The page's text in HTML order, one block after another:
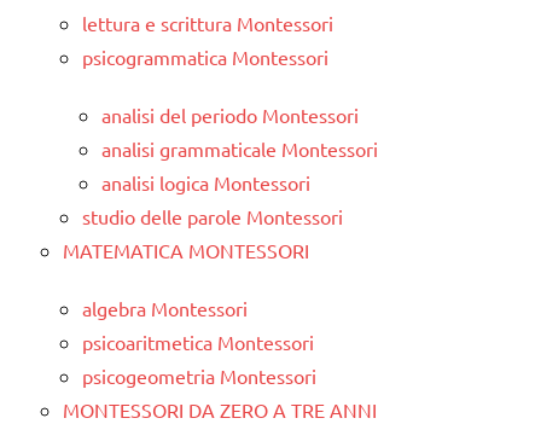
lettura e scrittura Montessori
psicogrammatica Montessori
analisi del periodo Montessori
analisi grammaticale Montessori
analisi logica Montessori
studio delle parole Montessori
MATEMATICA MONTESSORI
algebra Montessori
psicoaritmetica Montessori
psicogeometria Montessori
MONTESSORI DA ZERO A TRE ANNI